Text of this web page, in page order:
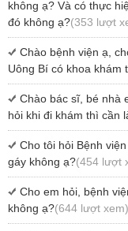
không ạ? Và có thực
đó không ạ?(353 lượt
Chào bệnh viện ạ,
Uông Bí có khoa khám
Chào bác sĩ, bé nhà
hỏi khi đi khám thì cần
Cho tôi hỏi Bệnh
gáy không ạ?(454 lượt
Cho em hỏi, bệnh
không ạ?(644 lượt xem)